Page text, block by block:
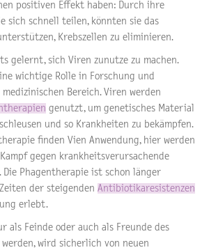
positiven Effekt haben: Durch ihre
sich schnell teilen, könnten sie das
Krebszellen zu eliminieren.
gelernt, sich Viren zunutze zu machen.
wichtige Rolle in Forschung und
Bereich. Viren werden
genutzt, um genetisches Material
und so Krankheiten zu bekämpfen.
finden Vien Anwendung, hier werden
gegen krankheitsverursachende
Phagentherapie ist schon länger
der steigenden Antibiotikaresistenzen
erlebt.
als Feinde oder auch als Freunde des
werden, wird sicherlich von neuen